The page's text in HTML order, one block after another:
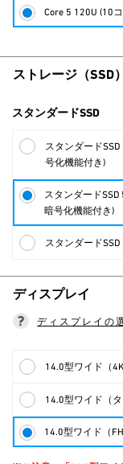
Core 5 120U (10
ストレージ（SSD）
スタンダードSSD
スタンダードSSD
号化機能付き)
スタンダードSSD
暗号化機能付き)
スタンダードSSD
ディスプレイ
ディスプレイの
14.0型ワイド（
14.0型ワイド（
14.0型ワイド（